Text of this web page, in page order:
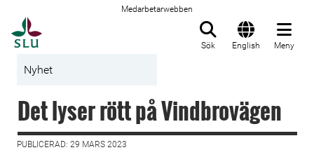
Medarbetarwebben
Sök English Meny
Nyhet
Det lyser rött på Vindbrovägen
PUBLICERAD: 29 MARS 2023